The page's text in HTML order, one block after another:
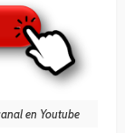
en Youtube